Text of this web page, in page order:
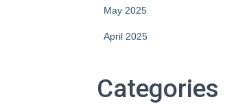
May 2025
April 2025
Categories